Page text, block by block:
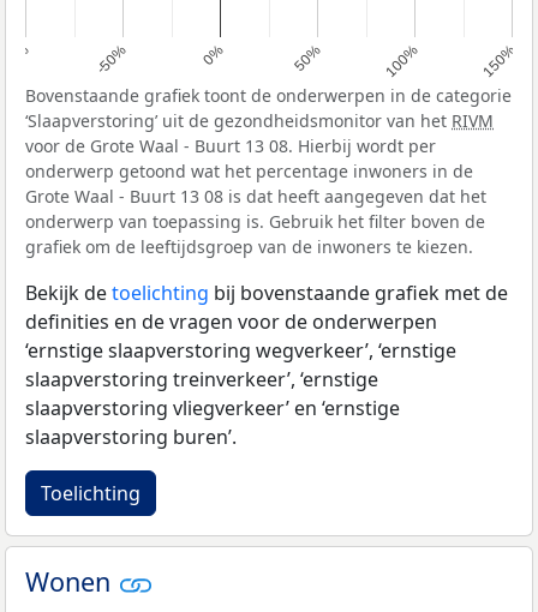
-50% 0% 50% 100% 150%
Bovenstaande grafiek toont de onderwerpen in de categorie
‘Slaapverstoring’ uit de gezondheidsmonitor van het RIVM
voor de Grote Waal - Buurt 13 08. Hierbij wordt per
onderwerp getoond wat het percentage inwoners in de
Grote Waal - Buurt 13 08 is dat heeft aangegeven dat het
onderwerp van toepassing is. Gebruik het filter boven de
grafiek om de leeftijdsgroep van de inwoners te kiezen.
Bekijk detoelichting bij bovenstaande grafiek met de
definities en de vragen voor de onderwerpen
‘ernstige slaapverstoring wegverkeer’, ‘ernstige
slaapverstoring treinverkeer’, ‘ernstige
slaapverstoring vliegverkeer’ en ‘ernstige
slaapverstoring buren’.
Toelichting
Wonen